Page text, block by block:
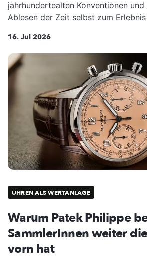
jahrhundertealten Konventionen und
Ablesen der Zeit selbst zum Erlebnis
16. Jul 2026
UHREN ALS WERTANLAGE
Warum Patek Philippe
SammlerInnen weiter
vorn hat